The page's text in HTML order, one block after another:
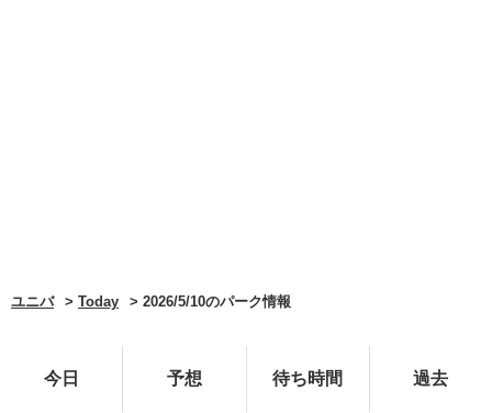
ユニバ Today 2026/5/10のパーク情報
今日 予想 待ち時間 過去